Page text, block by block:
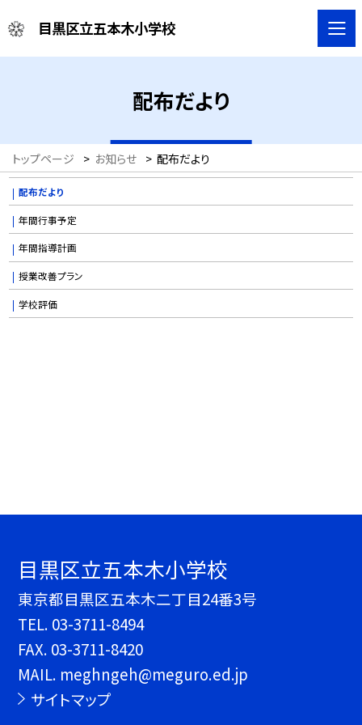
目黒区立五本木小学校
配布だより
トップページ > お知らせ > 配布だより
配布だより
年間行事予定
年間指導計画
授業改善プラン
学校評価
目黒区立五本木小学校
東京都目黒区五本木二丁目24番3号
TEL. 03-3711-8494
FAX. 03-3711-8420
MAIL. meghngeh@meguro.ed.jp
サイトマップ